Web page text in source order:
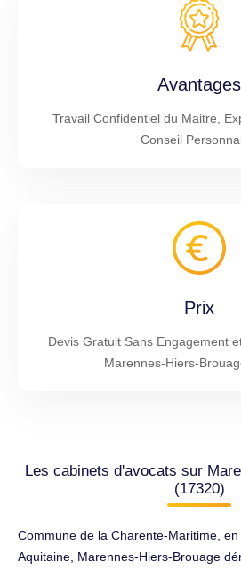
Avantages
Travail Confidentiel du Maitre,
Conseil
Prix
Devis Gratuit Sans Engagement
Marennes-Hiers-
Les cabinets d'avocats sur
(17320)
Commune de la Charente-Maritime,
Aquitaine, Marennes-Hiers-Brouage